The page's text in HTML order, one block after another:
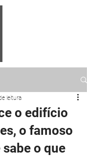
o edifício
o famoso
sabe o que
leitura